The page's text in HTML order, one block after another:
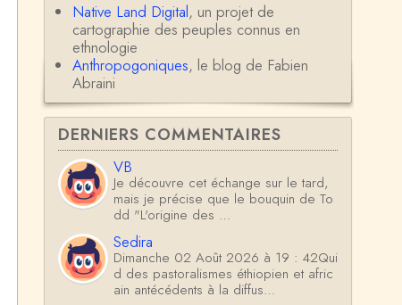
Native Land Digital, un projet de
cartographie des peuples connus en
ethnologie
Anthropogoniques, le blog de Fabien
Abraini
DERNIERS COMMENTAIRES
VB
Je découvre cet échange sur le tard,
mais je précise que le bouquin de To
dd "L'origine des …
Sedira
Dimanche 02 Août 2026 à 19 : 42Qui
d des pastoralismes éthiopien et afric
ain antécédents à la diffus…